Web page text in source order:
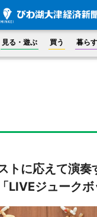
見る・遊ぶ 買う 暮ら
トに応えて演奏
LIVEジュークボ